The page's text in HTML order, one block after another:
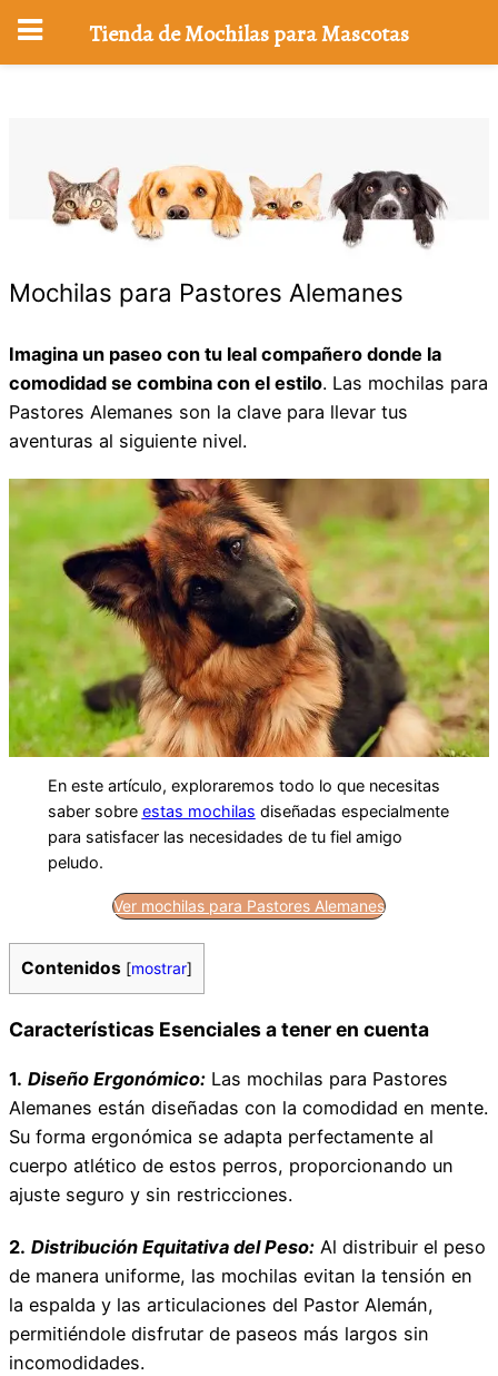
Mochilas para Pastores Alemanes
Imagina un paseo con tu leal compañero donde la
comodidad se combina con el estilo. Las mochilas para
Pastores Alemanes son la clave para llevar tus
aventuras al siguiente nivel.
En este artículo, exploraremos todo lo que necesitas
saber sobre estas mochilas diseñadas especialmente
para satisfacer las necesidades de tu fiel amigo
peludo.
Ver mochilas para Pastores Alemanes
Contenidos [mostrar]
Características Esenciales a tener en cuenta
1. Diseño Ergonómico: Las mochilas para Pastores
Alemanes están diseñadas con la comodidad en mente.
Su forma ergonómica se adapta perfectamente al
cuerpo atlético de estos perros, proporcionando un
ajuste seguro y sin restricciones.
2. Distribución Equitativa del Peso: Al distribuir el peso
de manera uniforme, las mochilas evitan la tensión en
la espalda y las articulaciones del Pastor Alemán,
permitiéndole disfrutar de paseos más largos sin
incomodidades.
Tienda de Mochilas para Mascotas